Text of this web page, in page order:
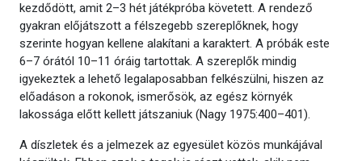
kezdődött, amit 2–3 hét játékpróba követett. A rendező
gyakran előjátszott a félszegebb szereplőknek, hogy
szerinte hogyan kellene alakítani a karaktert. A próbák este
6–7 órától 10–11 óráig tartottak. A szereplők mindig
igyekeztek a lehető legalaposabban felkészülni, hiszen az
előadáson a rokonok, ismerősök, az egész környék
lakossága előtt kellett játszaniuk (Nagy 1975:400–401).
A díszletek és a jelmezek az egyesület közös munkájával